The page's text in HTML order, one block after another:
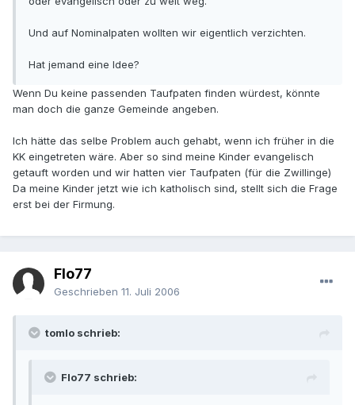
Und auf Nominalpaten wollten wir eigentlich verzichten.
Hat jemand eine Idee?
Wenn Du keine passenden Taufpaten finden würdest, könnte
man doch die ganze Gemeinde angeben.
Ich hätte das selbe Problem auch gehabt, wenn ich früher in die
KK eingetreten wäre. Aber so sind meine Kinder evangelisch
getauft worden und wir hatten vier Taufpaten (für die Zwillinge)
Da meine Kinder jetzt wie ich katholisch sind, stellt sich die Frage
erst bei der Firmung.
Flo77
Geschrieben 11. Juli 2006
tomlo schrieb:
Flo77 schrieb: